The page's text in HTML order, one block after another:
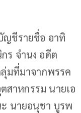
ญชีรายชื่อ อาทิ
ร จำนง อดีต
มที่มาจากพรรค
สาหกรรม นายเอ
นายอนุชา บูรพ